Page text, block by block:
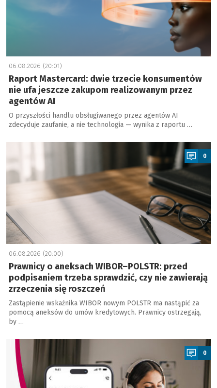
06.08.2026 (20:01)
Raport Mastercard: dwie trzecie konsumentów
nie ufa jeszcze zakupom realizowanym przez
agentów AI
O przyszłości handlu obsługiwanego przez agentów AI
zdecyduje zaufanie, a nie technologia — wynika z raportu …
a
0
06.08.2026 (20:00)
Prawnicy o aneksach WIBOR–POLSTR: przed
podpisaniem trzeba sprawdzić, czy nie zawierają
zrzeczenia się roszczeń
Zastąpienie wskaźnika WIBOR nowym POLSTR ma nastąpić za
pomocą aneksów do umów kredytowych. Prawnicy ostrzegają,
by …
0